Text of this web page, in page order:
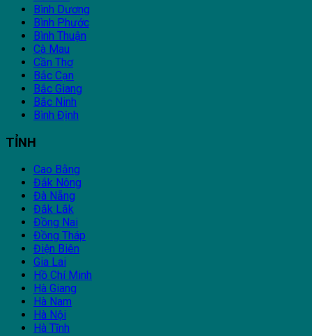
Bình Dương
Bình Phước
Bình Thuận
Cà Mau
Cần Thơ
Bắc Cạn
Bắc Giang
Bắc Ninh
Bình Định
TỈNH
Cao Bằng
Đắk Nông
Đà Nẵng
Đắk Lắk
Đồng Nai
Đồng Tháp
Điện Biên
Gia Lai
Hồ Chí Minh
Hà Giang
Hà Nam
Hà Nội
Hà Tĩnh